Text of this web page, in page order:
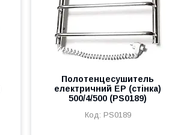
Полотенцесушитель
електричний EP (стінка)
500/4/500 (PS0189)
PS0189